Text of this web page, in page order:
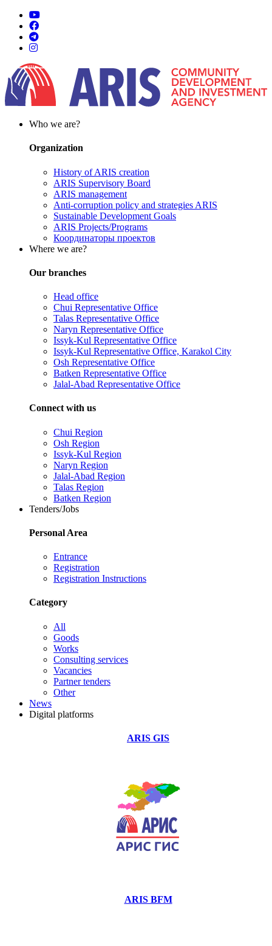
Who we are?
Organization
History of ARIS creation
ARIS Supervisory Board
ARIS management
Anti-corruption policy and strategies ARIS
Sustainable Development Goals
ARIS Projects/Programs
Координаторы проектов
Where we are?
Our branches
Head office
Chui Representative Office
Talas Representative Office
Naryn Representative Office
Issyk-Kul Representative Office
Issyk-Kul Representative Office, Karakol City
Osh Representative Office
Batken Representative Office
Jalal-Abad Representative Office
Connect with us
Chui Region
Osh Region
Issyk-Kul Region
Naryn Region
Jalal-Abad Region
Talas Region
Batken Region
Tenders/Jobs
Personal Area
Entrance
Registration
Registration Instructions
Category
All
Goods
Works
Consulting services
Vacancies
Partner tenders
Other
News
Digital platforms
ARIS GIS
ARIS BFM